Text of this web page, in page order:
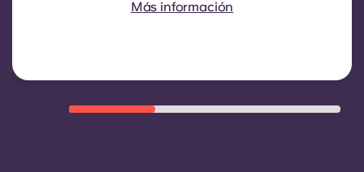
renovación no es automática, pero
buen historial de pagos, un
disponibilidad de habitaciones.
Más información